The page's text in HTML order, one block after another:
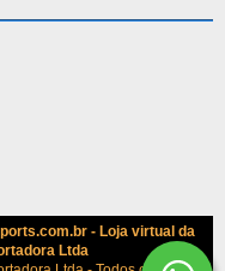
- Loja virtual da
Ltda